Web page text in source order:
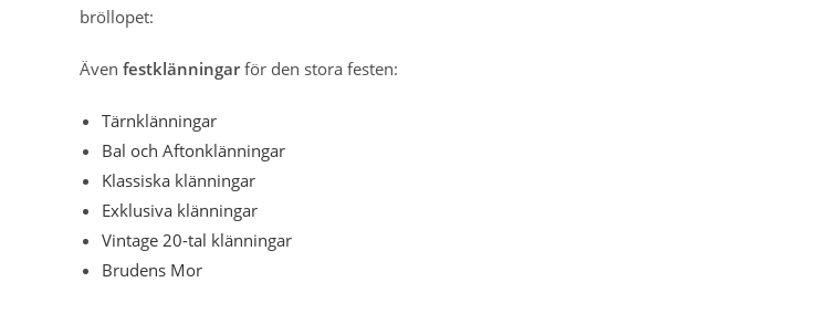
bröllopet:
Även festklänningarför den stora festen:
Tärnklänningar
Bal och Aftonklänningar
Klassiska klänningar
Exklusiva klänningar
Vintage 20-tal klänningar
Brudens Mor